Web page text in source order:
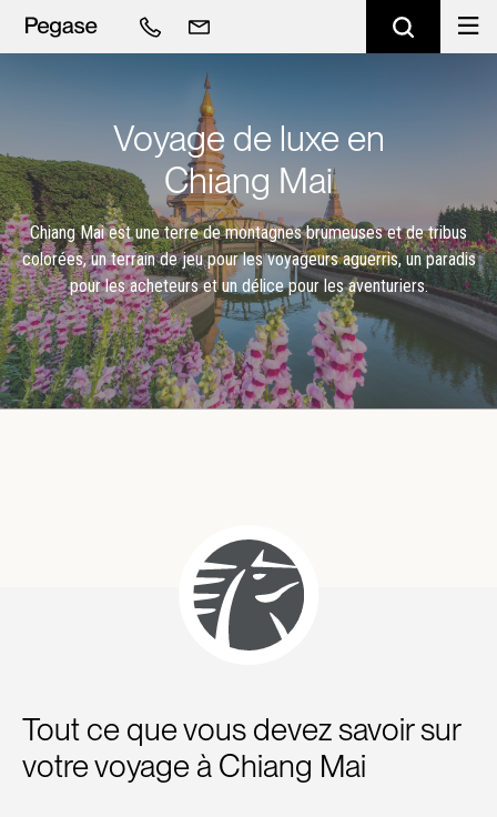
Voyage de luxe en
Chiang Mai
Chiang Mai est une terre de montagnes brumeuses et de tribus
colorées, un terrain de jeu pour les voyageurs aguerris, un paradis
pour les acheteurs et un délice pour les aventuriers.
Tout ce que vous devez savoir sur
votre voyage à Chiang Mai